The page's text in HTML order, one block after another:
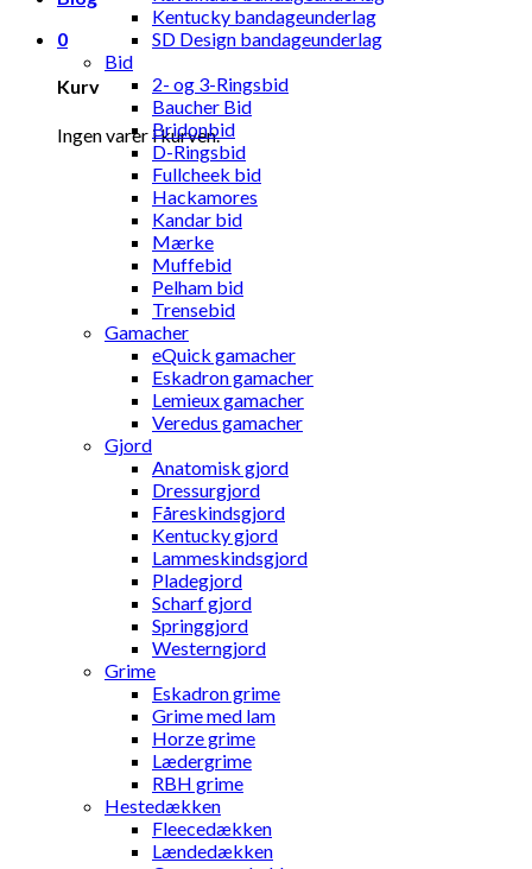
0
Kurv
Ingen varer i kurven.
Kentucky bandageunderlag
SD Design bandageunderlag
Bid
2- og 3-Ringsbid
Baucher Bid
Bridonbid
D-Ringsbid
Fullcheek bid
Hackamores
Kandar bid
Mærke
Muffebid
Pelham bid
Trensebid
Gamacher
eQuick gamacher
Eskadron gamacher
Lemieux gamacher
Veredus gamacher
Gjord
Anatomisk gjord
Dressurgjord
Fåreskindsgjord
Kentucky gjord
Lammeskindsgjord
Pladegjord
Scharf gjord
Springgjord
Westerngjord
Grime
Eskadron grime
Grime med lam
Horze grime
Lædergrime
RBH grime
Hestedækken
Fleecedækken
Lændedækken